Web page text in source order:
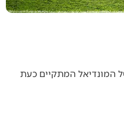
המונדיאל המתקיים כעת